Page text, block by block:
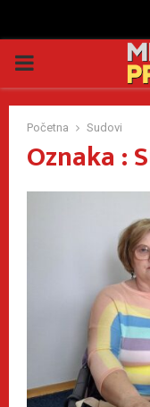
PRIMARY
MENU
Početna Sudovi
Oznaka :